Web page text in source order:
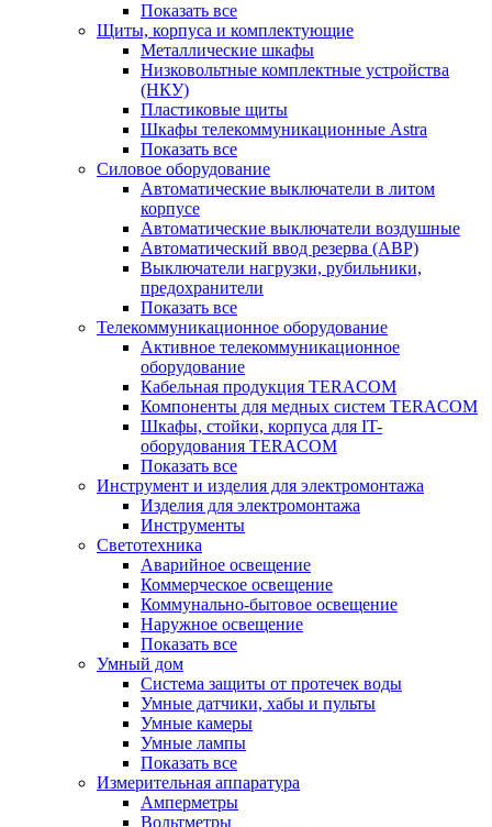
Показать все
Щиты, корпуса и комплектующие
Металлические шкафы
Низковольтные комплектные устройства
(НКУ)
Пластиковые щиты
Шкафы телекоммуникационные Astra
Показать все
Силовое оборудование
Автоматические выключатели в литом
корпусе
Автоматические выключатели воздушные
Автоматический ввод резерва (АВР)
Выключатели нагрузки, рубильники,
предохранители
Показать все
Телекоммуникационное оборудование
Активное телекоммуникационное
оборудование
Кабельная продукция TERACOM
Компоненты для медных систем TERACOM
Шкафы, стойки, корпуса для IT-
оборудования TERACOM
Показать все
Инструмент и изделия для электромонтажа
Изделия для электромонтажа
Инструменты
Светотехника
Аварийное освещение
Коммерческое освещение
Коммунально-бытовое освещение
Наружное освещение
Показать все
Умный дом
Система защиты от протечек воды
Умные датчики, хабы и пульты
Умные камеры
Умные лампы
Показать все
Измерительная аппаратура
Амперметры
Вольтметры